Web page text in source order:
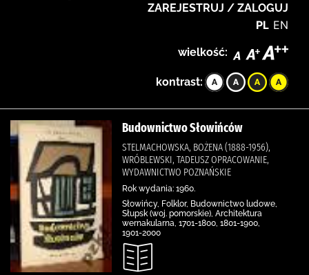
ZAREJESTRUJ / ZALOGUJ
PL EN
wielkość:
kontrast:
Budownictwo Słowińców
STELMACHOWSKA, BOŻENA (1888-1956),
WRÓBLEWSKI, TADEUSZ OPRACOWANIE,
WYDAWNICTWO POZNAŃSKIE
Rok wydania: 1960.
Słowińcy, Folklor, Budownictwo ludowe,
Słupsk (woj. pomorskie), Architektura
wernakularna, 1701-1800, 1801-1900,
1901-2000